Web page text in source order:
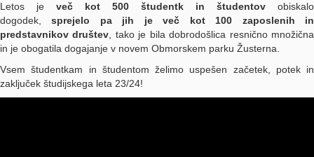
Letos je več kot 500 študentk in študentov obiskalo
dogodek,sprejelo pa jih je več kot 100 zaposlenih in
predstavnikov društev , tako je bila dobrodošlica resnično množična
in je obogatila dogajanje v novem Obmorskem parku Žusterna.
Vsem študentkam in študentom želimo uspešen začetek, potek in
zaključek študijskega leta 23/24!